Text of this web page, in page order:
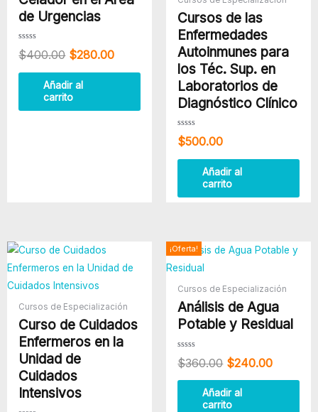
de Urgencias
Valorado
con
de
$400.00 $280.00
Añadir al
carrito
Cursos de las
Enfermedades
Autoinmunes para
los Téc. Sup. en
Laboratorios de
Diagnóstico Clínico
Valorado
con
de
$500.00
Añadir al
carrito
Cursos de Especialización
Curso de Cuidados
Enfermeros en la
Unidad de
Cuidados
Intensivos
¡Oferta!
Cursos de Especialización
Análisis de Agua
Potable y Residual
Valorado
con
de
$360.00
El
era:
$360.00.
$240.00
El
es:
Añadir al
carrito